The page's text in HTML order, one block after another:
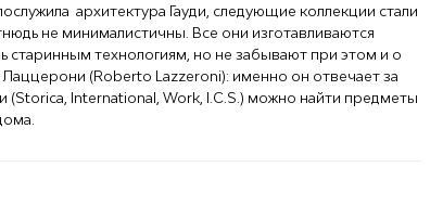
архитектура Гауди, следующие коллекции стали
не минималистичны. Все они изготавливаются
старинным технологиям, но не забывают при этом и о
(Roberto Lazzeroni): именно он отвечает за
(Storica, International, Work, I.С.S.) можно найти предметы